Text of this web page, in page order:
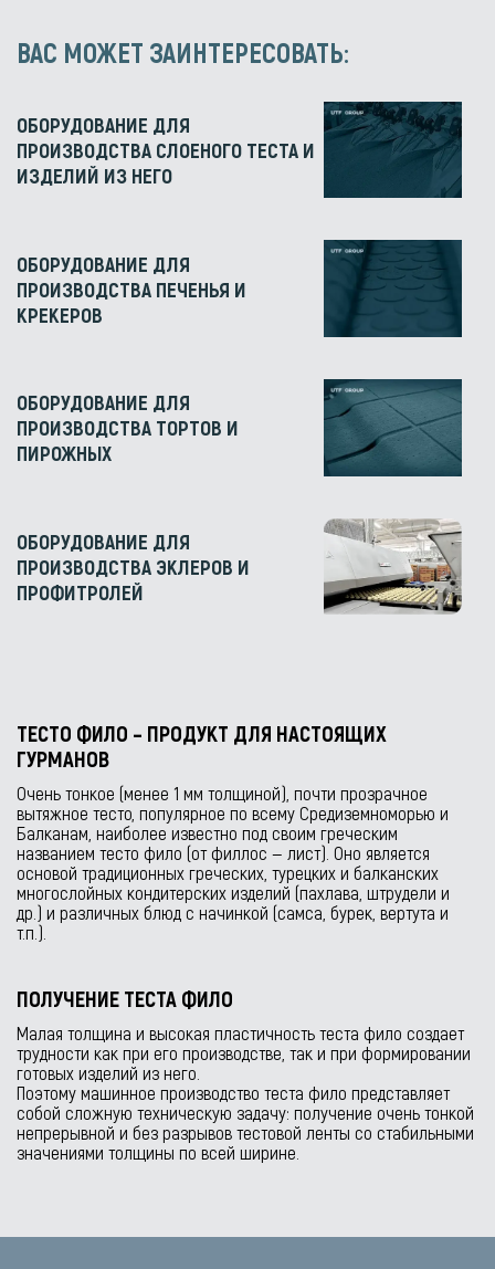
ВАС МОЖЕТ ЗАИНТЕРЕСОВАТЬ:
ОБОРУДОВАНИЕ ДЛЯ
ПРОИЗВОДСТВА СЛОЕНОГО ТЕСТА И
ИЗДЕЛИЙ ИЗ НЕГО
ОБОРУДОВАНИЕ ДЛЯ
ПРОИЗВОДСТВА ПЕЧЕНЬЯ И
КРЕКЕРОВ
ОБОРУДОВАНИЕ ДЛЯ
ПРОИЗВОДСТВА ТОРТОВ И
ПИРОЖНЫХ
ОБОРУДОВАНИЕ ДЛЯ
ПРОИЗВОДСТВА ЭКЛЕРОВ И
ПРОФИТРОЛЕЙ
ТЕСТО ФИЛО – ПРОДУКТ ДЛЯ НАСТОЯЩИХ
ГУРМАНОВ
Очень тонкое (менее 1 мм толщиной), почти прозрачное
вытяжное тесто, популярное по всему Средиземноморью и
Балканам, наиболее известно под своим греческим
названием тесто фило (от филлос — лист). Оно является
основой традиционных греческих, турецких и балканских
многослойных кондитерских изделий (пахлава, штрудели и
др.) и различных блюд с начинкой (самса, бурек, вертута и
т.п.).
ПОЛУЧЕНИЕ ТЕСТА ФИЛО
Малая толщина и высокая пластичность теста фило создает
трудности как при его производстве, так и при формировании
готовых изделий из него.
Поэтому машинное производство теста фило представляет
собой сложную техническую задачу: получение очень тонкой
непрерывной и без разрывов тестовой ленты со стабильными
значениями толщины по всей ширине.